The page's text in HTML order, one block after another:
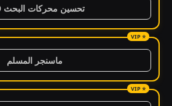
تحسين محركات البحث SEO
ماسنجر المسلم